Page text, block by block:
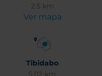
2.5 km
Ver mapa
Tibidabo
5.02 km